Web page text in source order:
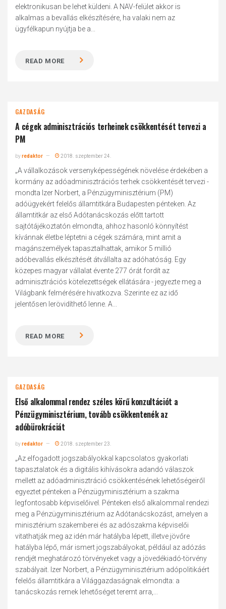
elektronikusan be lehet küldeni. A NAV-felület akkor is
alkalmas a bevallás elkészítésére, ha valaki nem az
ügyfélkapun nyújtja be a...
READ MORE
GAZDASÁG
A cégek adminisztrációs terheinek csökkentését tervezi a
PM
byredaktor 2018. szeptember 24.
„A vállalkozások versenyképességének növelése érdekében a
kormány az adóadminisztrációs terhek csökkentését tervezi -
mondta Izer Norbert, a Pénzügyminisztérium (PM)
adóügyekért felelős államtitkára Budapesten pénteken. Az
államtitkár az első Adótanácskozás előtt tartott
sajtótájékoztatón elmondta, ahhoz hasonló könnyítést
kívánnak életbe léptetni a cégek számára, mint amit a
magánszemélyek tapasztalhattak, amikor 5 millió
adóbevallás elkészítését átvállalta az adóhatóság. Egy
közepes magyar vállalat évente 277 órát fordít az
adminisztrációs kötelezettségek ellátására - jegyezte meg a
Világbank felmérésére hivatkozva. Szerinte ez az idő
jelentősen lerövidíthető lenne. A...
READ MORE
GAZDASÁG
Első alkalommal rendez széles körű konzultációt a
Pénzügyminisztérium, tovább csökkentenék az
adóbürokráciát
byredaktor 2018. szeptember 23.
„Az elfogadott jogszabályokkal kapcsolatos gyakorlati
tapasztalatok és a digitális kihívásokra adandó válaszok
mellett az adóadminisztráció csökkentésének lehetőségei­ről
egyeztet pénteken a Pénzügyminisztérium a szakma
legfontosabb képviselőivel. Pénteken első alkalommal rendezi
meg a Pénzügyminisztérium az Adótanácskozást, amelyen a
minisztérium szakemberei és az adószakma képviselői
vitathatják meg az idén már hatályba lépett, illetve jövőre
hatályba lépő, már ismert jogszabályokat, például az adózás
rendjét meghatározó törvényeket vagy a jövedékiadó-törvény
szabályait. Izer Norbert, a Pénzügyminisztérium adópolitikáért
felelős államtitkára a Világgazdaságnak elmondta: a
tanácskozás remek lehetőséget teremt arra,...